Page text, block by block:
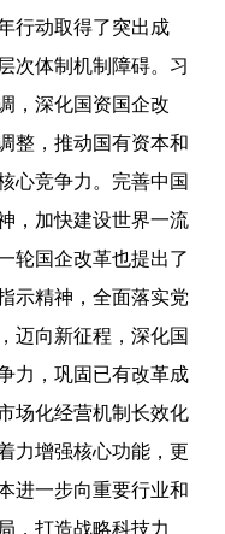
动取得了突出成
次体制机制障碍。习
，深化国资国企改
整，推动国有资本和
心竞争力。完善中国
，加快建设世界一流
轮国企改革也提出了
示精神，全面落实党
迈向新征程，深化国
力，巩固已有改革成
场化经营机制长效化
力增强核心功能，更
进一步向重要行业和
，打造战略科技力